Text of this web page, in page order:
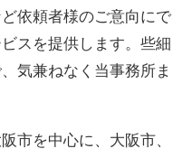
依頼者様のご意向にで
スを提供します。些細
気兼ねなく当事務所ま
市を中心に、大阪市、